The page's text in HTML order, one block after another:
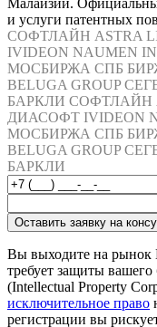
Малайзии.
и услуги патентных
СОФТЛАЙН ASTRA
IVIDEON NAUMEN
МОСБИРЖА СПБ
BELUGA GROUP
БАРКЛИ СОФТЛАЙН
ДИАСОФТ IVIDEON
МОСБИРЖА СПБ
BELUGA GROUP
БАРКЛИ
Оставить заявку на
Вы выходите на
требует защиты
(Intellectual Property
исключительное право
регистрации вы